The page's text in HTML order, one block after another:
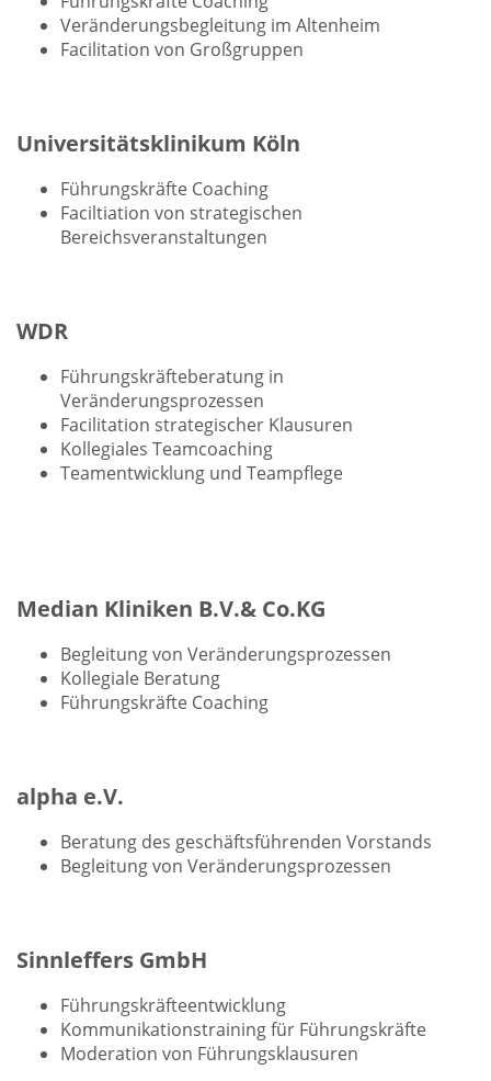
Veränderungsbegleitung im Altenheim
Facilitation von Großgruppen
Universitätsklinikum Köln
Führungskräfte Coaching
Faciltiation von strategischen
Bereichsveranstaltungen
WDR
Führungskräfteberatung in
Veränderungsprozessen
Facilitation strategischer Klausuren
Kollegiales Teamcoaching
Teamentwicklung und Teampflege
Median Kliniken B.V.& Co.KG
Begleitung von Veränderungsprozessen
Kollegiale Beratung
Führungskräfte Coaching
alpha e.V.
Beratung des geschäftsführenden Vorstands
Begleitung von Veränderungsprozessen
Sinnleffers GmbH
Führungskräfteentwicklung
Kommunikationstraining für Führungskräfte
Moderation von Führungsklausuren